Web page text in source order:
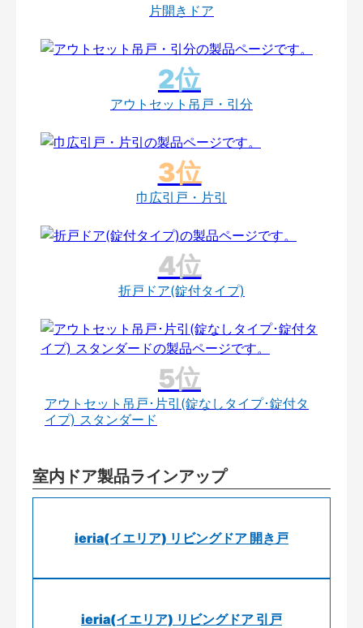
片開きドア
アウトセット吊戸・引分
巾広引戸・片引
折戸ドア(錠付タイプ)
アウトセット吊戸･片引(錠なしタイプ･錠付タ
イプ) スタンダード
室内ドア製品ラインアップ
ieria(イエリア) リビングドア 開き戸
ieria(イエリア) リビングドア 引戸